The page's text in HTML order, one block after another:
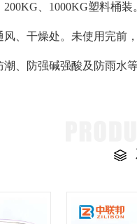
、1000KG塑料桶装
、干燥处。未使用完前
、防强碱强酸及防雨水等